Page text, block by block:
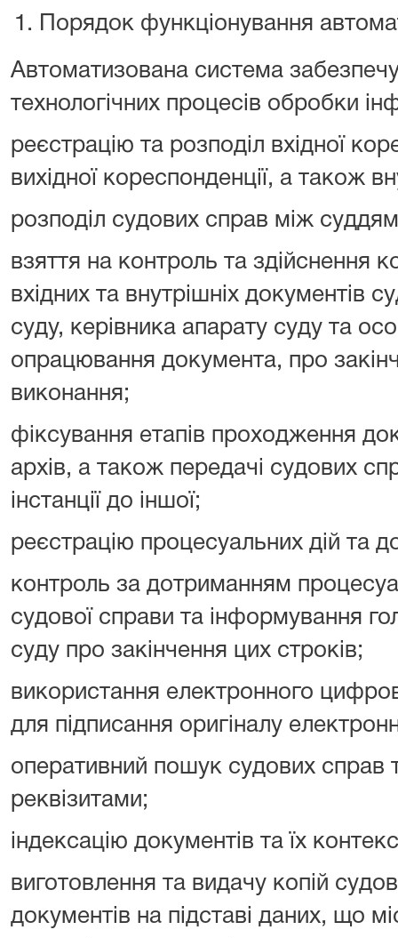
Порядок функціонування
Автоматизована система
технологічних процесів обробки
реєстрацію та розподіл вхідної
вихідної кореспонденції, а також
розподіл судових справ між
взяття на контроль та здійснення
вхідних та внутрішніх документів
суду, керівника апарату суду та
опрацювання документа, про
виконання;
фіксування етапів проходження
архів, а також передачі судових
інстанції до іншої;
реєстрацію процесуальних дій та
контроль за дотриманням
судової справи та інформування
суду про закінчення цих строків;
використання електронного
для підписання оригіналу
оперативний пошук судових справ
реквізитами;
індексацію документів та їх
виготовлення та видачу копій
документів на підставі даних, що